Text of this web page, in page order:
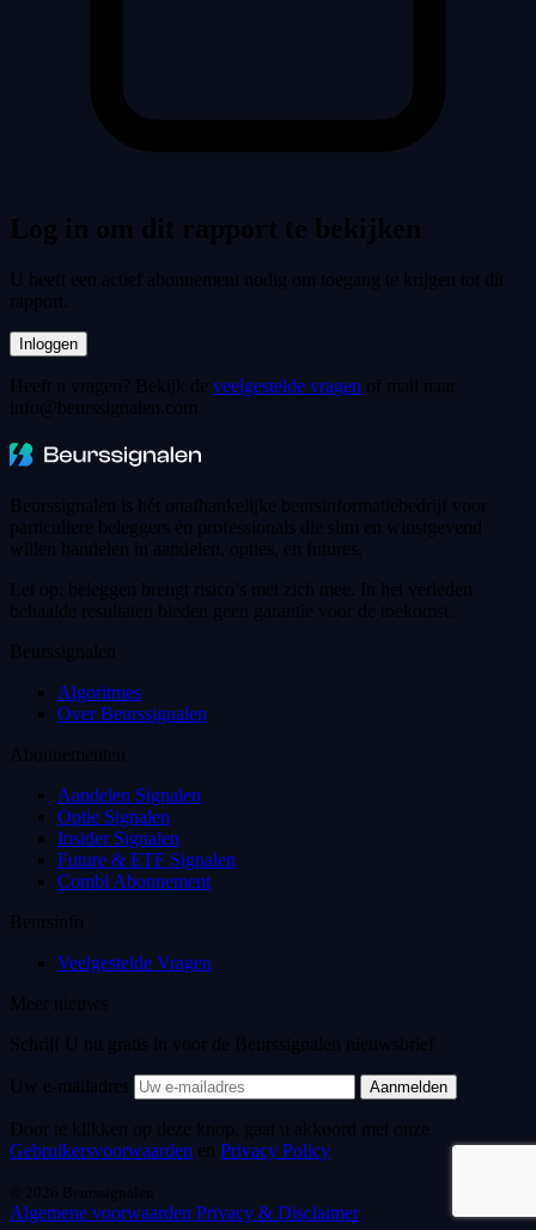
Log in om dit rapport te bekijken
U heeft een actief abonnement nodig om toegang te krijgen tot dit
rapport.
Inloggen
Heeft u vragen? Bekijk de veelgestelde vragen of mail naar
info@beurssignalen.com
Beurssignalen is hét onafhankelijke beursinformatiebedrijf voor
particuliere beleggers én professionals die slim en winstgevend
willen handelen in aandelen, opties, en futures.
Let op: beleggen brengt risico’s met zich mee. In het verleden
behaalde resultaten bieden geen garantie voor de toekomst.
Beurssignalen
Algoritmes
Over Beurssignalen
Abonnementen
Aandelen Signalen
Optie Signalen
Insider Signalen
Future & ETF Signalen
Combi Abonnement
Beursinfo
Veelgestelde Vragen
Meer nieuws
Schrijf U nu gratis in voor de Beurssignalen nieuwsbrief
Uw e-mailadres Aanmelden
Door te klikken op deze knop, gaat u akkoord met onze
Gebruikersvoorwaarden en Privacy Policy
© 2026 Beurssignalen
Algemene voorwaarden Privacy & Disclaimer